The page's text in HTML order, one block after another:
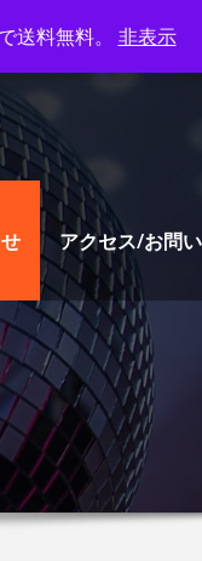
アクセス/お問
送料無料。 非表示